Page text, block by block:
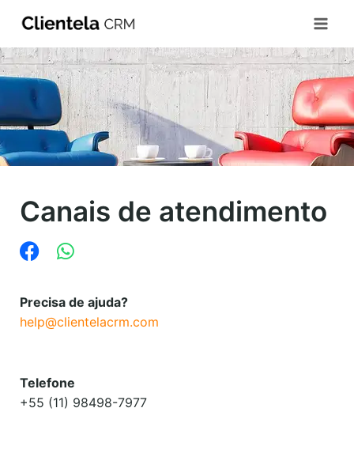
Canais de atendimento
Precisa de ajuda?
help@clientelacrm.com
Telefone
+55 (11) 98498-7977